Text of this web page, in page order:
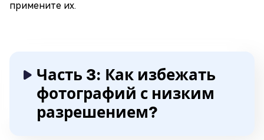
примените их.
Часть 3: Как избежать
фотографий с низким
разрешением?